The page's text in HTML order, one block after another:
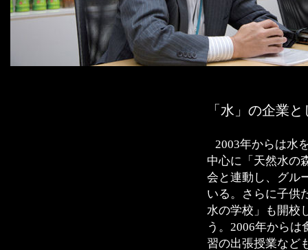
「水」の企業
2003年からは水
中心に「天然水の
会と連動し、グル
いる。さらに子供
水の学校」も開校
う。2006年から
習の出張授業など